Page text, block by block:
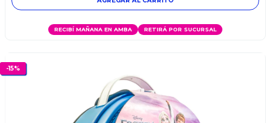
RECIBÍ MAÑANA EN AMBA RETIRÁ POR SUCURSAL
-15%